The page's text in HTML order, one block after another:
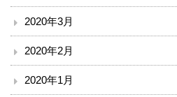
ご意見
リンク
2020年3月
2020年2月
2020年1月